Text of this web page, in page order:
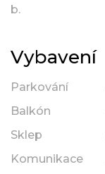
b.
Vybavení
Parkování
Balkón
Sklep
Komunikace